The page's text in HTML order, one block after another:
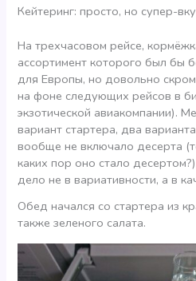
Кейтеринг: просто, но супер-
На трехчасовом рейсе,
ассортимент которого был бы
для Европы, но довольно
на фоне следующих рейсов в
экзотической авиакомпании).
вариант стартера, два
вообще не включало десерта
каких пор оно стало
дело не в вариативности, а в
Обед начался со стартера из
также зеленого салата.